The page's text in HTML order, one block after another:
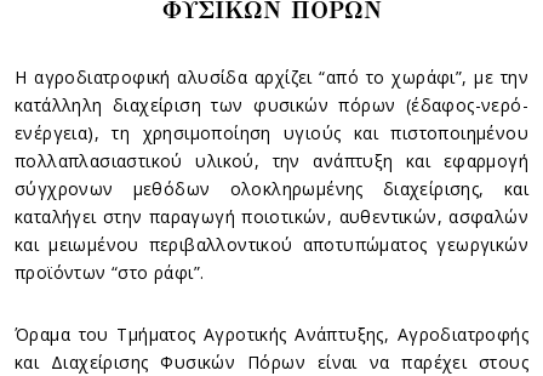
ΦΥΣΙΚΩΝ ΠΟΡΩΝ
Η αγροδιατροφική αλυσίδα αρχίζει “από το χωράφι”, με την
κατάλληλη διαχείριση των φυσικών πόρων (έδαφος-νερό-
ενέργεια), τη χρησιμοποίηση υγιούς και πιστοποιημένου
πολλαπλασιαστικού υλικού, την ανάπτυξη και εφαρμογή
σύγχρονων μεθόδων ολοκληρωμένης διαχείρισης, και
καταλήγει στην παραγωγή ποιοτικών, αυθεντικών, ασφαλών
και μειωμένου περιβαλλοντικού αποτυπώματος γεωργικών
προϊόντων “στο ράφι”.
Όραμα του Τμήματος Αγροτικής Ανάπτυξης, Αγροδιατροφής
και Διαχείρισης Φυσικών Πόρων είναι να παρέχει στους